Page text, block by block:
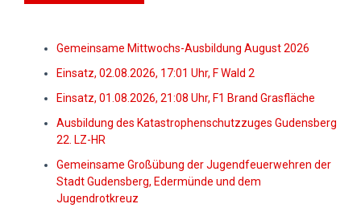
Gemeinsame Mittwochs-Ausbildung August 2026
Einsatz, 02.08.2026, 17:01 Uhr, F Wald 2
Einsatz, 01.08.2026, 21:08 Uhr, F1 Brand Grasfläche
Ausbildung des Katastrophenschutzzuges Gudensberg
22. LZ-HR
Gemeinsame Großübung der Jugendfeuerwehren der
Stadt Gudensberg, Edermünde und dem
Jugendrotkreuz